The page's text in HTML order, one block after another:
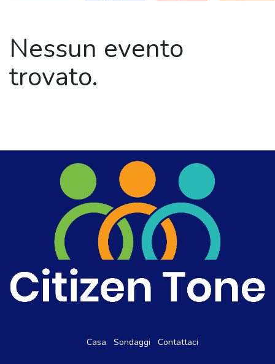
Nessun evento
trovato.
Casa Sondaggi Contattaci